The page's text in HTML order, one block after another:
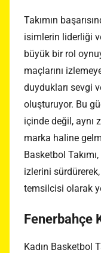
Takımın
isimlerin liderliği
büyük bir rol
maçlarını
duydukları sevgi
oluşturuyor. Bu
içinde değil, aynı
marka haline
Basketbol
izlerini
temsilcisi olarak
Fenerbahçe
Kadın Basketbol